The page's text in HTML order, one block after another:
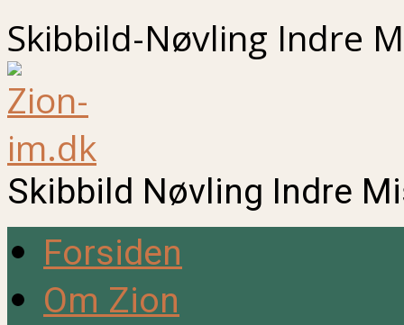
Skibbild-Nøvling Indre
Skibbild Nøvling Indre
Forsiden
Om Zion